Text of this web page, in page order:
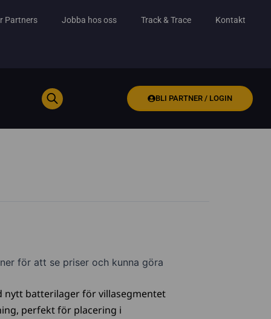
Partners Jobba hos oss Track & Trace Kontakt
BLI PARTNER / LOGIN
för att se priser och kunna göra
nytt batterilager för villasegmentet
perfekt för placering i